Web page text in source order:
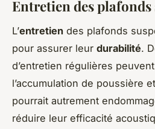
Entretien des plafonds
L’entretien des plafonds
pour assurer leur durabilité.
d’entretien régulières
l’accumulation de poussière
pourrait autrement
réduire leur efficacité